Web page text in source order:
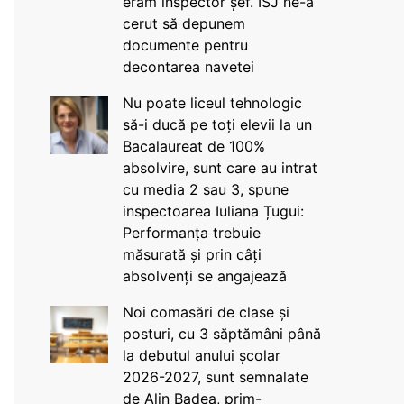
cerut să depunem
documente pentru
decontarea navetei
Nu poate liceul tehnologic
să-i ducă pe toți elevii la un
Bacalaureat de 100%
absolvire, sunt care au intrat
cu media 2 sau 3, spune
inspectoarea Iuliana Țugui:
Performanța trebuie
măsurată și prin câți
absolvenți se angajează
Noi comasări de clase și
posturi, cu 3 săptămâni până
la debutul anului școlar
2026-2027, sunt semnalate
de Alin Badea, prim-